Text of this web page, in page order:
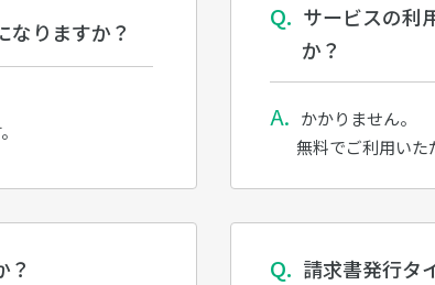
なりますか？
サービスの利
か？
かかりません。
無料でご利用いた
？ 請求書発行タ